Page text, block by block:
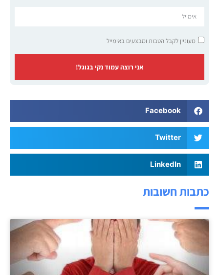
מעוניין לקבל הטבות ומבצעים באימייל
אני רוצה עמוד נקי בגוגל!
Facebook
Twitter
LinkedIn
כתבות חשובות